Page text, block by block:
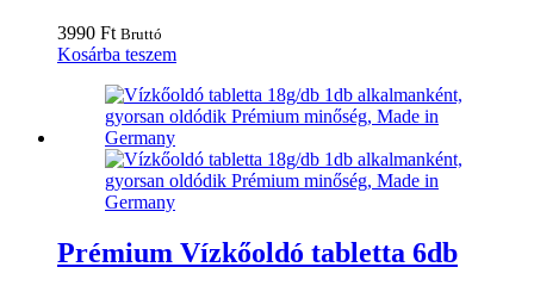
3990 Ft Bruttó
Kosárba teszem
Prémium Vízkőoldó tabletta 6db